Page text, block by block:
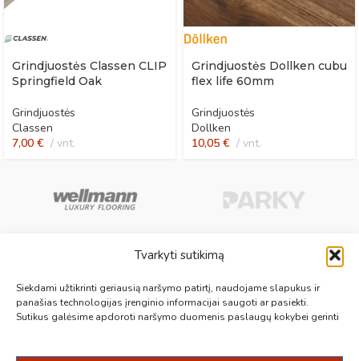
Tvarkyti sutikimą
Siekdami užtikrinti geriausią naršymo patirtį, naudojame slapukus ir
panašias technologijas įrenginio informacijai saugoti ar pasiekti.
Sutikus galėsime apdoroti naršymo duomenis paslaugų kokybei gerinti
Grindjuostės Classen CLIP
Springfield Oak
Grindjuostės
Classen
7,00 € vnt.
Grindjuostės Dollken cubu
flex life 60mm
Grindjuostės
Dollken
10,05 € vnt.
Aukščiausios kokybės medinės, laminuotos, vinilinės grindys, paklotai,
kiliminės plytelės, grindjuostės ir kt. originalios bei kokybiškos prekės
jūsų grindims.
+370 687 19789